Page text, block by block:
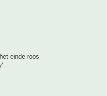
einde roos